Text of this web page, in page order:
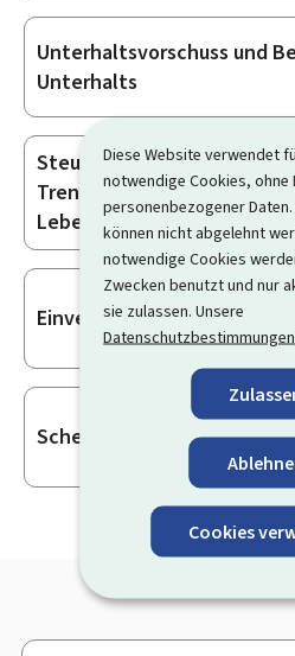
Diese Website verwendet
notwendige Cookies, ohne
personenbezogener
können nicht abgelehnt
notwendige Cookies
Zwecken benutzt und nur
sie zulassen. Unsere
Datenschutzbestimmungen
Cookies
Unterhaltsvorschuss und
Unterhalts
Steuerliche Auswirkungen
Trennung oder Ende der
Lebenspartnerschaft
Einvernehmliche Scheidung
Scheidung wegen